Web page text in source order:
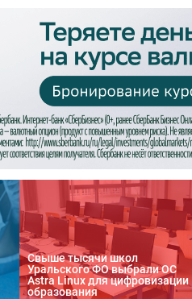
Свыше тысячи школ
Уральского ФО выбрали ОС
Astra Linux для цифровизации
образования